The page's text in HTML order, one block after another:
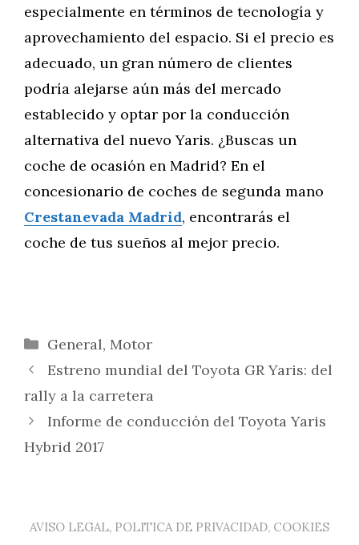
especialmente en términos de tecnología y
aprovechamiento del espacio. Si el precio es
adecuado, un gran número de clientes
podría alejarse aún más del mercado
establecido y optar por la conducción
alternativa del nuevo Yaris. ¿Buscas un
coche de ocasión en Madrid? En el
concesionario de coches de segunda mano
Crestanevada Madrid, encontrarás el
coche de tus sueños al mejor precio.
Categorías
General, Motor
Estreno mundial del Toyota GR Yaris: del
rally a la carretera
Informe de conducción del Toyota Yaris
Hybrid 2017
AVISO LEGAL, POLITICA DE PRIVACIDAD, COOKIES